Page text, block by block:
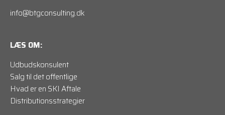
info@btgconsulting.dk
LÆS OM:
Udbudskonsulent
Salg til det offentlige
Hvad er en SKI Aftale
Distributionsstrategier